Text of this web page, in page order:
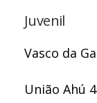
Juvenil
Vasco da
União Ahú